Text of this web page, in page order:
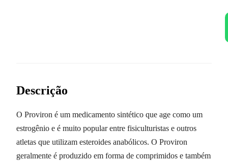
Descrição
O Proviron é um medicamento sintético que age como um
estrogênio e é muito popular entre fisiculturistas e outros
atletas que utilizam esteroides anabólicos. O Proviron
geralmente é produzido em forma de comprimidos e também